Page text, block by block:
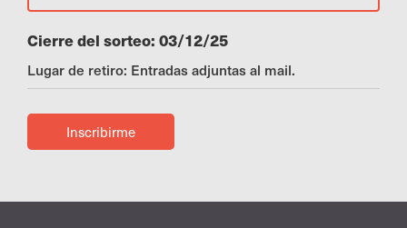
Cierre del sorteo: 03/12/25
Lugar de retiro: Entradas adjuntas al mail.
Inscribirme